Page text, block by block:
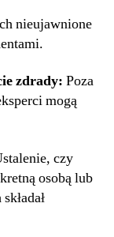
nieujawnione
zdrady: Poza
mogą
czy
osobą lub